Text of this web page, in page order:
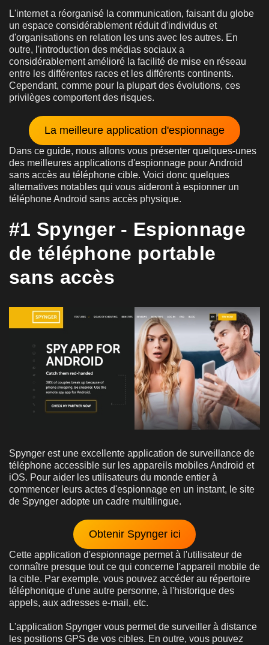
L'internet a réorganisé la communication, faisant du globe
un espace considérablement réduit d'individus et
d'organisations en relation les uns avec les autres. En
outre, l'introduction des médias sociaux a
considérablement amélioré la facilité de mise en réseau
entre les différentes races et les différents continents.
Cependant, comme pour la plupart des évolutions, ces
privilèges comportent des risques.
La meilleure application d'espionnage
Dans ce guide, nous allons vous présenter quelques-unes
des meilleures applications d'espionnage pour Android
sans accès au téléphone cible. Voici donc quelques
alternatives notables qui vous aideront à espionner un
téléphone Android sans accès physique.
#1 Spynger - Espionnage
de téléphone portable
sans accès
Spynger est une excellente application de surveillance de
téléphone accessible sur les appareils mobiles Android et
iOS. Pour aider les utilisateurs du monde entier à
commencer leurs actes d'espionnage en un instant, le site
de Spynger adopte un cadre multilingue.
Obtenir Spynger ici
Cette application d'espionnage permet à l'utilisateur de
connaître presque tout ce qui concerne l'appareil mobile de
la cible. Par exemple, vous pouvez accéder au répertoire
téléphonique d'une autre personne, à l'historique des
appels, aux adresses e-mail, etc.
L'application Spynger vous permet de surveiller à distance
les positions GPS de vos cibles. En outre, vous pouvez